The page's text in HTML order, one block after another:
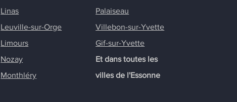
Linas
Leuville-sur-Orge
Limours
Nozay
Monthléry
Palaiseau
Villebon-sur-Yvette
Gif-sur-Yvette
Et dans toutes les
villes de l'Essonne